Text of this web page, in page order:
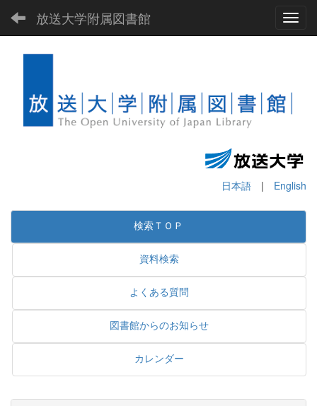
放送大学附属図書館
日本語 | English
検索ＴＯＰ
資料検索
よくある質問
図書館からのお知らせ
カレンダー